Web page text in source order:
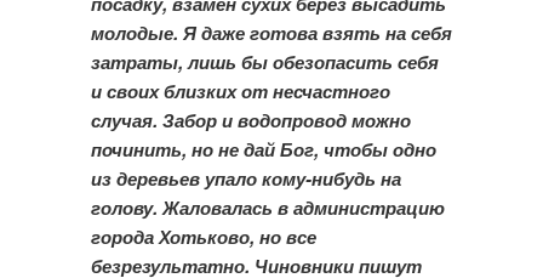
молодые. Я даже готова взять на себя
затраты, лишь бы обезопасить себя
и своих близких от несчастного
случая. Забор и водопровод можно
починить, но не дай Бог, чтобы одно
из деревьев упало кому-нибудь на
голову. Жаловалась в администрацию
города Хотьково, но все
безрезультатно. Чиновники пишут